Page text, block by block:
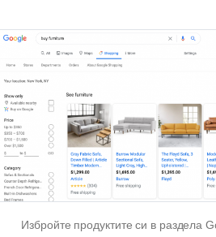
Избройте продуктите си в раздела